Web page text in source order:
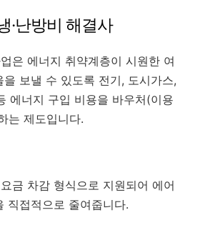
·난방비 해결사
은 에너지 취약계층이 시원한 여
을 보낼 수 있도록 전기, 도시가스,
에너지 구입 비용을 바우처(이용
는 제도입니다.
금 차감 형식으로 지원되어 에어
직접적으로 줄여줍니다.